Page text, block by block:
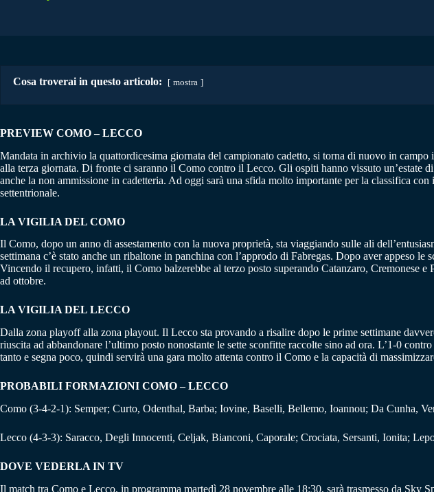
Cosa troverai in questo articolo: mostra
PREVIEW COMO – LECCO
Mandata in archivio la quattordicesima giornata del campionato cadetto, si torna di nuovo in
alla terza giornata. Di fronte ci saranno il Como contro il Lecco. Gli ospiti hanno vissuto un’estate
anche la non ammissione in cadetteria. Ad oggi sarà una sfida molto importante per la classifica
settentrionale.
LA VIGILIA DEL COMO
Il Como, dopo un anno di assestamento con la nuova proprietà, sta viaggiando sulle ali
settimana c’è stato anche un ribaltone in panchina con l’approdo di Fabregas. Dopo aver appeso
Vincendo il recupero, infatti, il Como balzerebbe al terzo posto superando Catanzaro, Cremonese
ad ottobre.
LA VIGILIA DEL LECCO
Dalla zona playoff alla zona playout. Il Lecco sta provando a risalire dopo le prime settimane
riuscita ad abbandonare l’ultimo posto nonostante le sette sconfitte raccolte sino ad ora. L’1-0
tanto e segna poco, quindi servirà una gara molto attenta contro il Como e la capacità di
PROBABILI FORMAZIONI COMO – LECCO
Como (3-4-2-1): Semper; Curto, Odenthal, Barba; Iovine, Baselli, Bellemo, Ioannou; Da Cunha,
Lecco (4-3-3): Saracco, Degli Innocenti, Celjak, Bianconi, Caporale; Crociata, Sersanti, Ionita;
DOVE VEDERLA IN TV
Il match tra Como e Lecco, in programma martedì 28 novembre alle 18:30, sarà trasmesso da Sky